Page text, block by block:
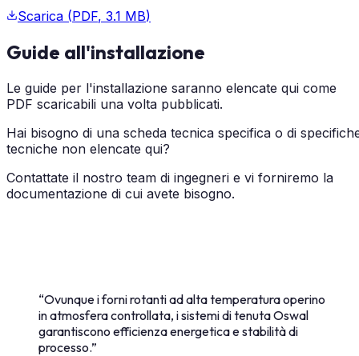
Scarica (PDF, 3.1 MB)
Guide all'installazione
Le guide per l'installazione saranno elencate qui come
PDF scaricabili una volta pubblicati.
Hai bisogno di una scheda tecnica specifica o di
tecniche non elencate qui?
Contattate il nostro team di ingegneri e vi forniremo la
documentazione di cui avete bisogno.
“Ovunque i forni rotanti ad alta temperatura operino
in atmosfera controllata, i sistemi di tenuta Oswal
garantiscono efficienza energetica e stabilità di
processo.”